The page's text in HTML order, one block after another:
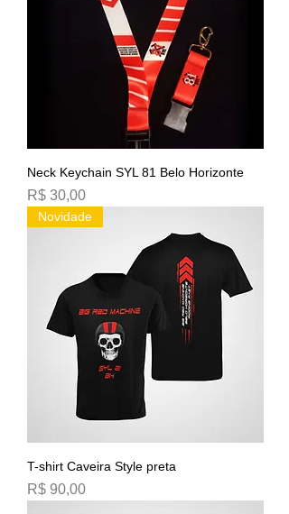
Neck Keychain SYL 81 Belo Horizonte
Preço
R$ 30,00
Novidade
T-shirt Caveira Style preta
Preço
R$ 90,00